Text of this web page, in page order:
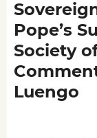
Pope’s
Society
Luengo